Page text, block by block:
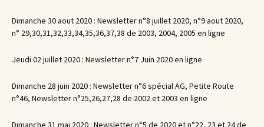
Dimanche 30 aout 2020 : Newsletter n°8 juillet 2020, n°9 aout 2020,
n° 29,30,31,32,33,34,35,36,37,38 de 2003, 2004, 2005 en ligne
Jeudi 02 juillet 2020 : Newsletter n°7 Juin 2020 en ligne
Dimanche 28 juin 2020 : Newsletter n°6 spécial AG, Petite Route
n°46, Newsletter n°25,26,27,28 de 2002 et 2003 en ligne
Dimanche 31 mai 2020 : Newsletter n°5 de 2020 et n°22, 23 et 24 de